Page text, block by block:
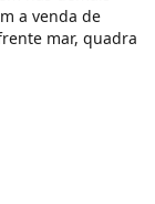
a venda de
mar, quadra